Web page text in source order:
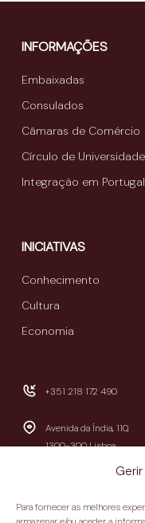
Para fornecer as melhores
INFORMAÇÕES
Embaixadas
Consulados
Câmaras de Comércio
Círculo de
Integração em Portugal
INICIATIVAS
Conhecimento
Cultura
Economia
+351 218 172 490
Avenida da Índia, 110,
1300-300 Lisboa
09h30-13h00 / 14h00-